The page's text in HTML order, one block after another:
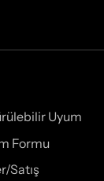
Uyum
Formu
Satış